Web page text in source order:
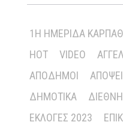
1Η ΗΜΕΡΊΔΑ
HOT
VIDEO
ΑΠΌΔΗΜΟΙ
ΔΗΜΟΤΙΚΆ
ΔΙΕΘΝΉ
ΕΚΛΟΓΈΣ 2023